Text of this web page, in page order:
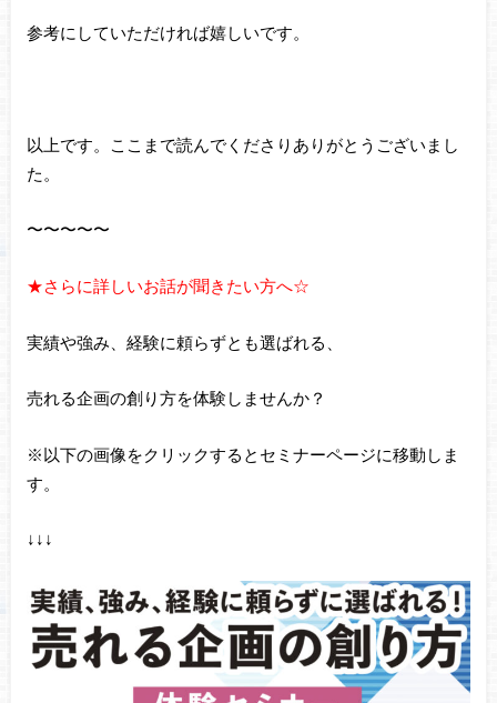
参考にしていただければ嬉しいです。
以上です。ここまで読んでくださりありがとうございまし
た。
〜〜〜〜〜
★さらに詳しいお話が聞きたい方へ☆
実績や強み、経験に頼らずとも選ばれる、
売れる企画の創り方を体験しませんか？
※以下の画像をクリックするとセミナーページに移動しま
す。
↓↓↓